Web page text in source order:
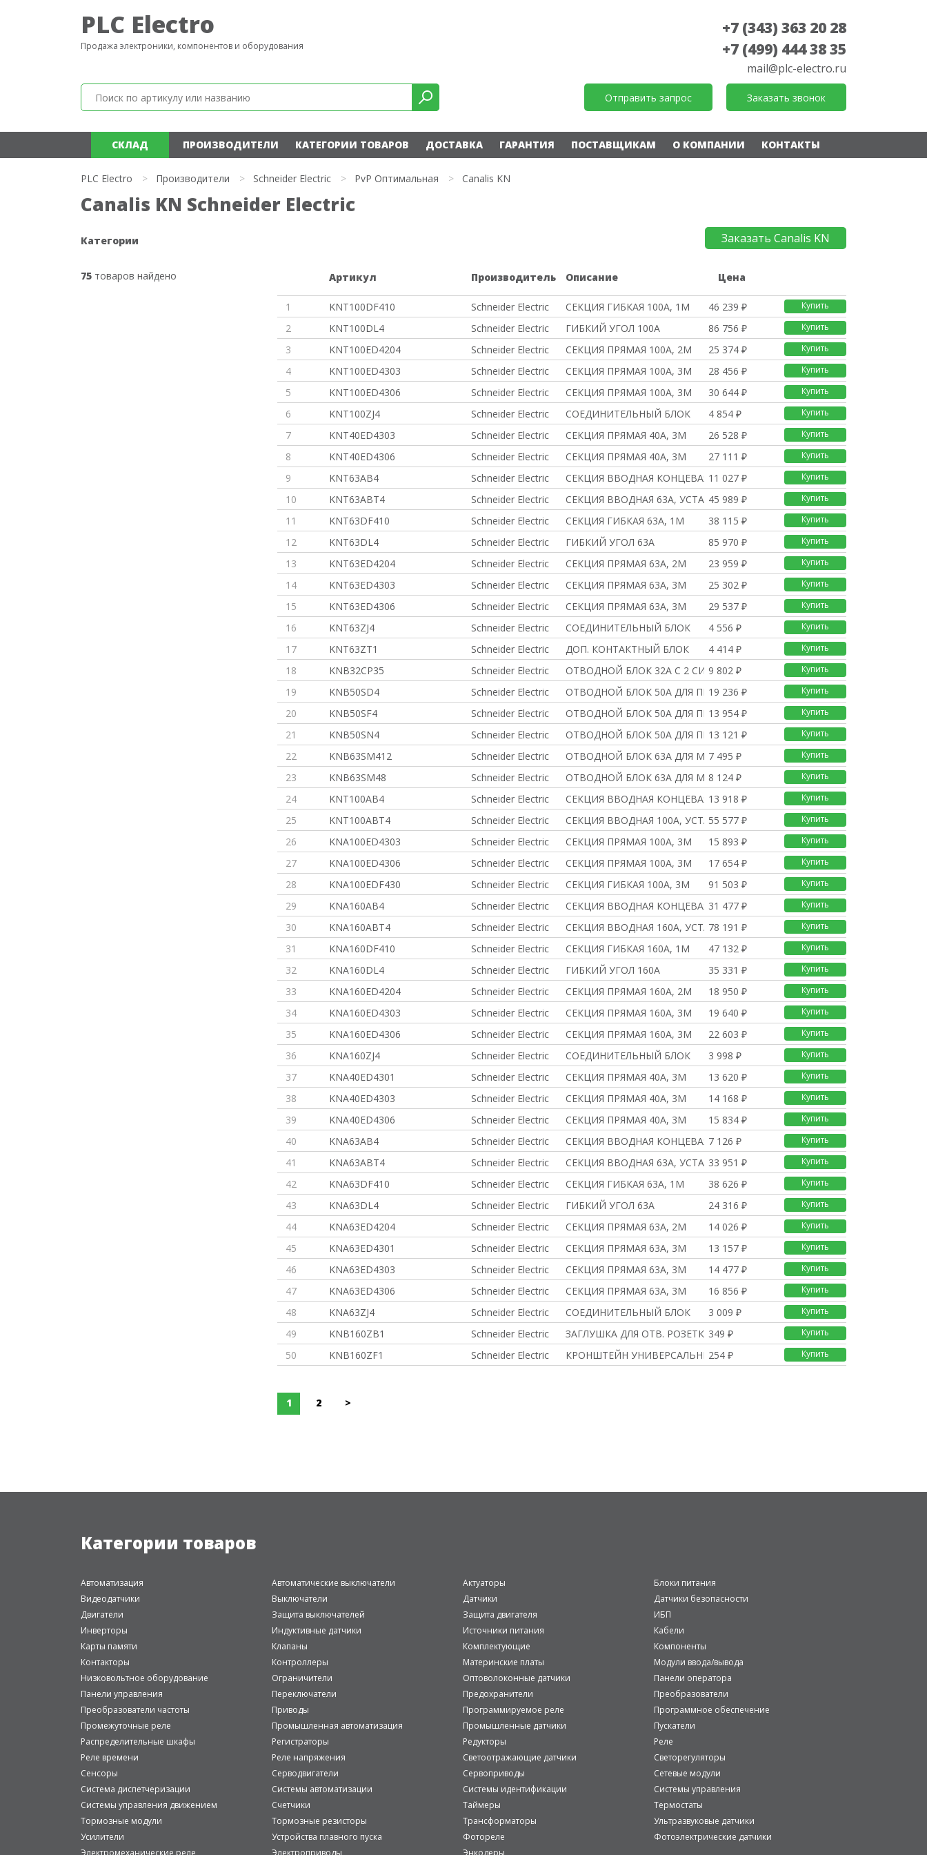
PLC Electro
Продажа электроники, компонентов и оборудования
+7 (343) 363 20 28
+7 (499) 444 38 35
mail@plc-electro.ru
Отправить запрос Заказать звонок
СКЛАД ПРОИЗВОДИТЕЛИ КАТЕГОРИИ ТОВАРОВ ДОСТАВКА ГАРАНТИЯ ПОСТАВЩИКАМ О КОМПАНИИ КОНТАКТЫ
PLC Electro > Производители > Schneider Electric > PvP Оптимальная > Canalis KN
Canalis KN Schneider Electric
Категории
75 товаров найдено
Заказать Canalis KN
Артикул Производитель Описание Цена
1 KNT100DF410 Schneider Electric СЕКЦИЯ ГИБКАЯ 100А, 1М 46 239 ₽ Купить
2 KNT100DL4 Schneider Electric ГИБКИЙ УГОЛ 100A 86 756 ₽ Купить
3 KNT100ED4204 Schneider Electric СЕКЦИЯ ПРЯМАЯ 100А, 2М 25 374 ₽ Купить
4 KNT100ED4303 Schneider Electric СЕКЦИЯ ПРЯМАЯ 100А, 3М 28 456 ₽ Купить
5 KNT100ED4306 Schneider Electric СЕКЦИЯ ПРЯМАЯ 100А, 3М 30 644 ₽ Купить
6 KNT100ZJ4 Schneider Electric СОЕДИНИТЕЛЬНЫЙ БЛОК 4 854 ₽ Купить
7 KNT40ED4303 Schneider Electric СЕКЦИЯ ПРЯМАЯ 40А, 3М 26 528 ₽ Купить
8 KNT40ED4306 Schneider Electric СЕКЦИЯ ПРЯМАЯ 40А, 3М 27 111 ₽ Купить
9 KNT63AB4 Schneider Electric СЕКЦИЯ ВВОДНАЯ КОНЦЕВАЯ 63А
11 027 ₽ Купить
10 KNT63ABT4 Schneider Electric СЕКЦИЯ ВВОДНАЯ 63А, УСТАНОВКА
45 989 ₽ Купить
11 KNT63DF410 Schneider Electric СЕКЦИЯ ГИБКАЯ 63А, 1М 38 115 ₽ Купить
12 KNT63DL4 Schneider Electric ГИБКИЙ УГОЛ 63A 85 970 ₽ Купить
13 KNT63ED4204 Schneider Electric СЕКЦИЯ ПРЯМАЯ 63А, 2М 23 959 ₽ Купить
14 KNT63ED4303 Schneider Electric СЕКЦИЯ ПРЯМАЯ 63А, 3М 25 302 ₽ Купить
15 KNT63ED4306 Schneider Electric СЕКЦИЯ ПРЯМАЯ 63А, 3М 29 537 ₽ Купить
16 KNT63ZJ4 Schneider Electric СОЕДИНИТЕЛЬНЫЙ БЛОК 4 556 ₽ Купить
17 KNT63ZT1 Schneider Electric ДОП. КОНТАКТНЫЙ БЛОК 4 414 ₽ Купить
18 KNB32CP35 Schneider Electric ОТВОДНОЙ БЛОК 32А С 2 СИЛОВЫМИ
9 802 ₽ Купить
19 KNB50SD4 Schneider Electric ОТВОДНОЙ БЛОК 50А ДЛЯ ПРЕДОХР.
19 236 ₽ Купить
20 KNB50SF4 Schneider Electric ОТВОДНОЙ БЛОК 50А ДЛЯ ПРЕДОХР.
13 954 ₽ Купить
21 KNB50SN4 Schneider Electric ОТВОДНОЙ БЛОК 50A ДЛЯ ПРЕДОХР.
13 121 ₽ Купить
22 KNB63SM412 Schneider Electric ОТВОДНОЙ БЛОК 63А ДЛЯ МОДУЛЬНЫ
7 495 ₽ Купить
23 KNB63SM48 Schneider Electric ОТВОДНОЙ БЛОК 63А ДЛЯ МОДУЛЬНЫ
8 124 ₽ Купить
24 KNT100AB4 Schneider Electric СЕКЦИЯ ВВОДНАЯ КОНЦЕВАЯ 100А
13 918 ₽ Купить
25 KNT100ABT4 Schneider Electric СЕКЦИЯ ВВОДНАЯ 100A, УСТАНОВКА
55 577 ₽ Купить
26 KNA100ED4303 Schneider Electric СЕКЦИЯ ПРЯМАЯ 100А, 3М 15 893 ₽ Купить
27 KNA100ED4306 Schneider Electric СЕКЦИЯ ПРЯМАЯ 100А, 3М 17 654 ₽ Купить
28 KNA100EDF430 Schneider Electric СЕКЦИЯ ГИБКАЯ 100А, 3М 91 503 ₽ Купить
29 KNA160AB4 Schneider Electric СЕКЦИЯ ВВОДНАЯ КОНЦЕВАЯ 160А
31 477 ₽ Купить
30 KNA160ABT4 Schneider Electric СЕКЦИЯ ВВОДНАЯ 160А, УСТАНОВКА
78 191 ₽ Купить
31 KNA160DF410 Schneider Electric СЕКЦИЯ ГИБКАЯ 160A, 1М 47 132 ₽ Купить
32 KNA160DL4 Schneider Electric ГИБКИЙ УГОЛ 160A 35 331 ₽ Купить
33 KNA160ED4204 Schneider Electric СЕКЦИЯ ПРЯМАЯ 160А, 2М 18 950 ₽ Купить
34 KNA160ED4303 Schneider Electric СЕКЦИЯ ПРЯМАЯ 160А, 3М 19 640 ₽ Купить
35 KNA160ED4306 Schneider Electric СЕКЦИЯ ПРЯМАЯ 160А, 3М 22 603 ₽ Купить
36 KNA160ZJ4 Schneider Electric СОЕДИНИТЕЛЬНЫЙ БЛОК 3 998 ₽ Купить
37 KNA40ED4301 Schneider Electric СЕКЦИЯ ПРЯМАЯ 40А, 3М 13 620 ₽ Купить
38 KNA40ED4303 Schneider Electric СЕКЦИЯ ПРЯМАЯ 40А, 3М 14 168 ₽ Купить
39 KNA40ED4306 Schneider Electric СЕКЦИЯ ПРЯМАЯ 40А, 3М 15 834 ₽ Купить
40 KNA63AB4 Schneider Electric СЕКЦИЯ ВВОДНАЯ КОНЦЕВАЯ 63А
7 126 ₽ Купить
41 KNA63ABT4 Schneider Electric СЕКЦИЯ ВВОДНАЯ 63А, УСТАНОВКА
33 951 ₽ Купить
42 KNA63DF410 Schneider Electric СЕКЦИЯ ГИБКАЯ 63A, 1М 38 626 ₽ Купить
43 KNA63DL4 Schneider Electric ГИБКИЙ УГОЛ 63A 24 316 ₽ Купить
44 KNA63ED4204 Schneider Electric СЕКЦИЯ ПРЯМАЯ 63А, 2М 14 026 ₽ Купить
45 KNA63ED4301 Schneider Electric СЕКЦИЯ ПРЯМАЯ 63А, 3М 13 157 ₽ Купить
46 KNA63ED4303 Schneider Electric СЕКЦИЯ ПРЯМАЯ 63А, 3М 14 477 ₽ Купить
47 KNA63ED4306 Schneider Electric СЕКЦИЯ ПРЯМАЯ 63А, 3М 16 856 ₽ Купить
48 KNA63ZJ4 Schneider Electric СОЕДИНИТЕЛЬНЫЙ БЛОК 3 009 ₽ Купить
49 KNB160ZB1 Schneider Electric ЗАГЛУШКА ДЛЯ ОТВ. РОЗЕТКИ349 ₽ Купить
50 KNB160ZF1 Schneider Electric КРОНШТЕЙН УНИВЕРСАЛЬНЫЙ 40А —
254 ₽ Купить
1 2 >
Категории товаров
Автоматизация Автоматические выключатели Актуаторы
Блоки питания
Видеодатчики
Выключатели Датчики
Датчики безопасности
Двигатели
Защита выключателей Защита двигателя
ИБП
Инверторы
Индуктивные датчики Источники питания
Кабели
Карты памяти
Клапаны Комплектующие
Компоненты
Контакторы
Контроллеры Материнские платы
Модули ввода/вывода
Низковольтное оборудование
Ограничители Оптоволоконные датчики
Панели оператора
Панели управления
Переключатели Предохранители
Преобразователи
Преобразователи частоты
Приводы Программируемое реле
Программное обеспечение
Промежуточные реле
Промышленная автоматизация Промышленные датчики
Пускатели
Распределительные шкафы
Регистраторы Редукторы
Реле
Реле времени
Реле напряжения Светоотражающие датчики
Светорегуляторы
Сенсоры
Серводвигатели Сервоприводы
Сетевые модули
Система диспетчеризации
Системы автоматизации Системы идентификации
Системы управления
Системы управления движением
Счетчики Таймеры
Термостаты
Тормозные модули
Тормозные резисторы Трансформаторы
Ультразвуковые датчики
Усилители
Устройства плавного пуска Фотореле
Фотоэлектрические датчики
Электромеханические реле
Электроприводы Энкодеры